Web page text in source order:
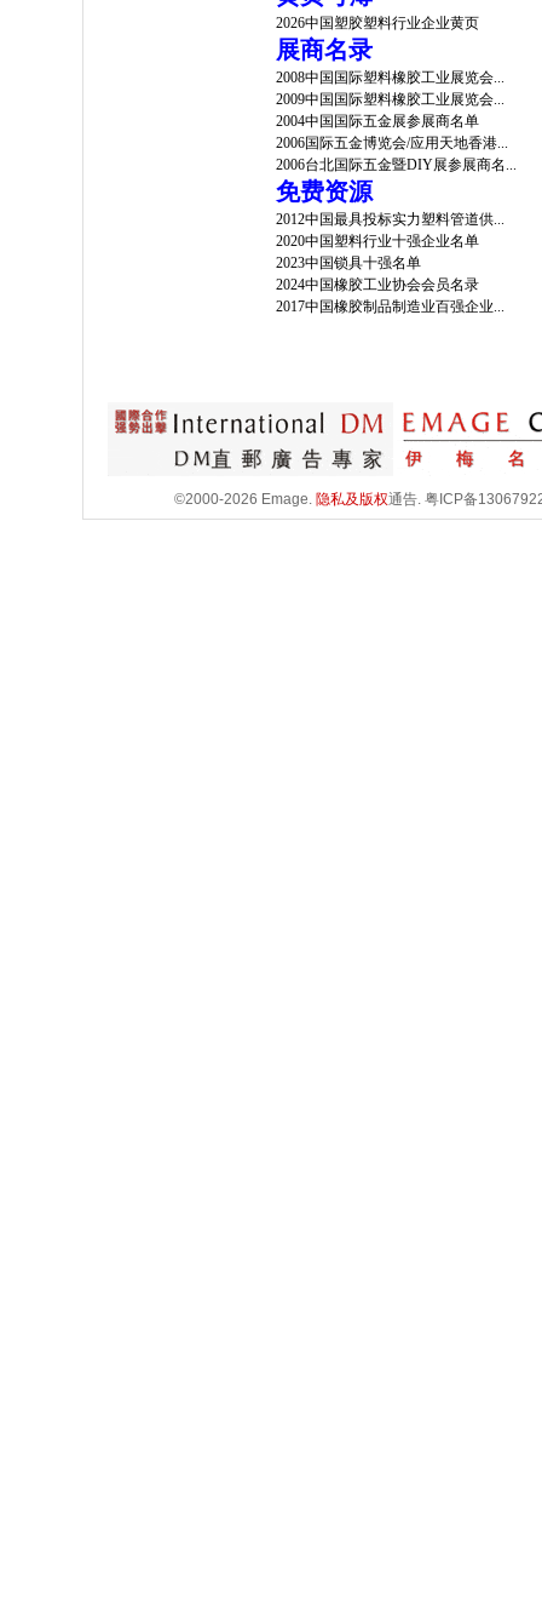
2026中国塑胶塑料行业企业黄页
展商名录
2008中国国际塑料橡胶工业展览会...
2009中国国际塑料橡胶工业展览会...
2004中国国际五金展参展商名单
2006国际五金博览会/应用天地香港...
2006台北国际五金暨DIY展参展商名...
免费资源
2012中国最具投标实力塑料管道供...
2020中国塑料行业十强企业名单
2023中国锁具十强名单
2024中国橡胶工业协会会员名录
2017中国橡胶制品制造业百强企业...
©2000-2026 Emage. 隐私及版权通告. 粤ICP备